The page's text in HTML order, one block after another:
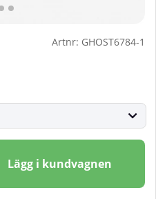
Artnr: GHOST6784-1
Lägg i kundvagnen